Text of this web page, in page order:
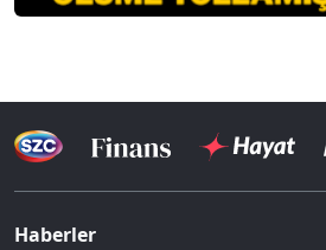
Haberler